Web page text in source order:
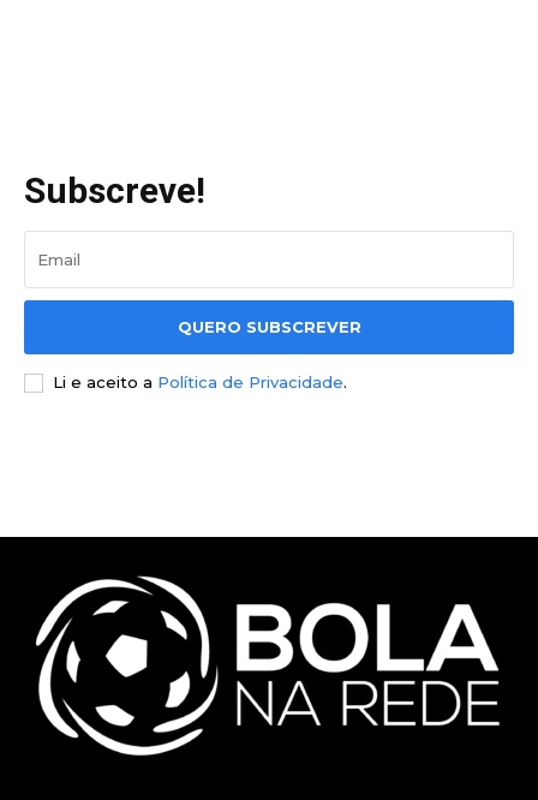
Subscreve!
QUERO SUBSCREVER
Li e aceito a Política de Privacidade.